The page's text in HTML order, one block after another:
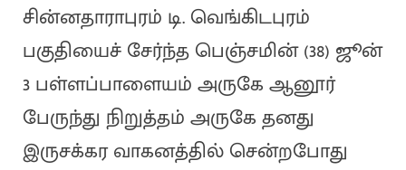
சின்னதாராபுரம் டி. வெங்கிடபுரம்
பகுதியைச் சேர்ந்த பெஞ்சமின் (38) ஜூன்
3 பள்ளப்பாளையம் அருகே ஆனூர்
பேருந்து நிறுத்தம் அருகே தனது
இருசக்கர வாகனத்தில் சென்றபோது